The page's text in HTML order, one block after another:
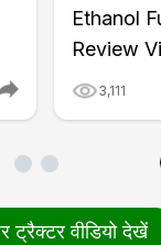
Ethanol
Review
3,111
ट्रैक्टर वीडियो देखें